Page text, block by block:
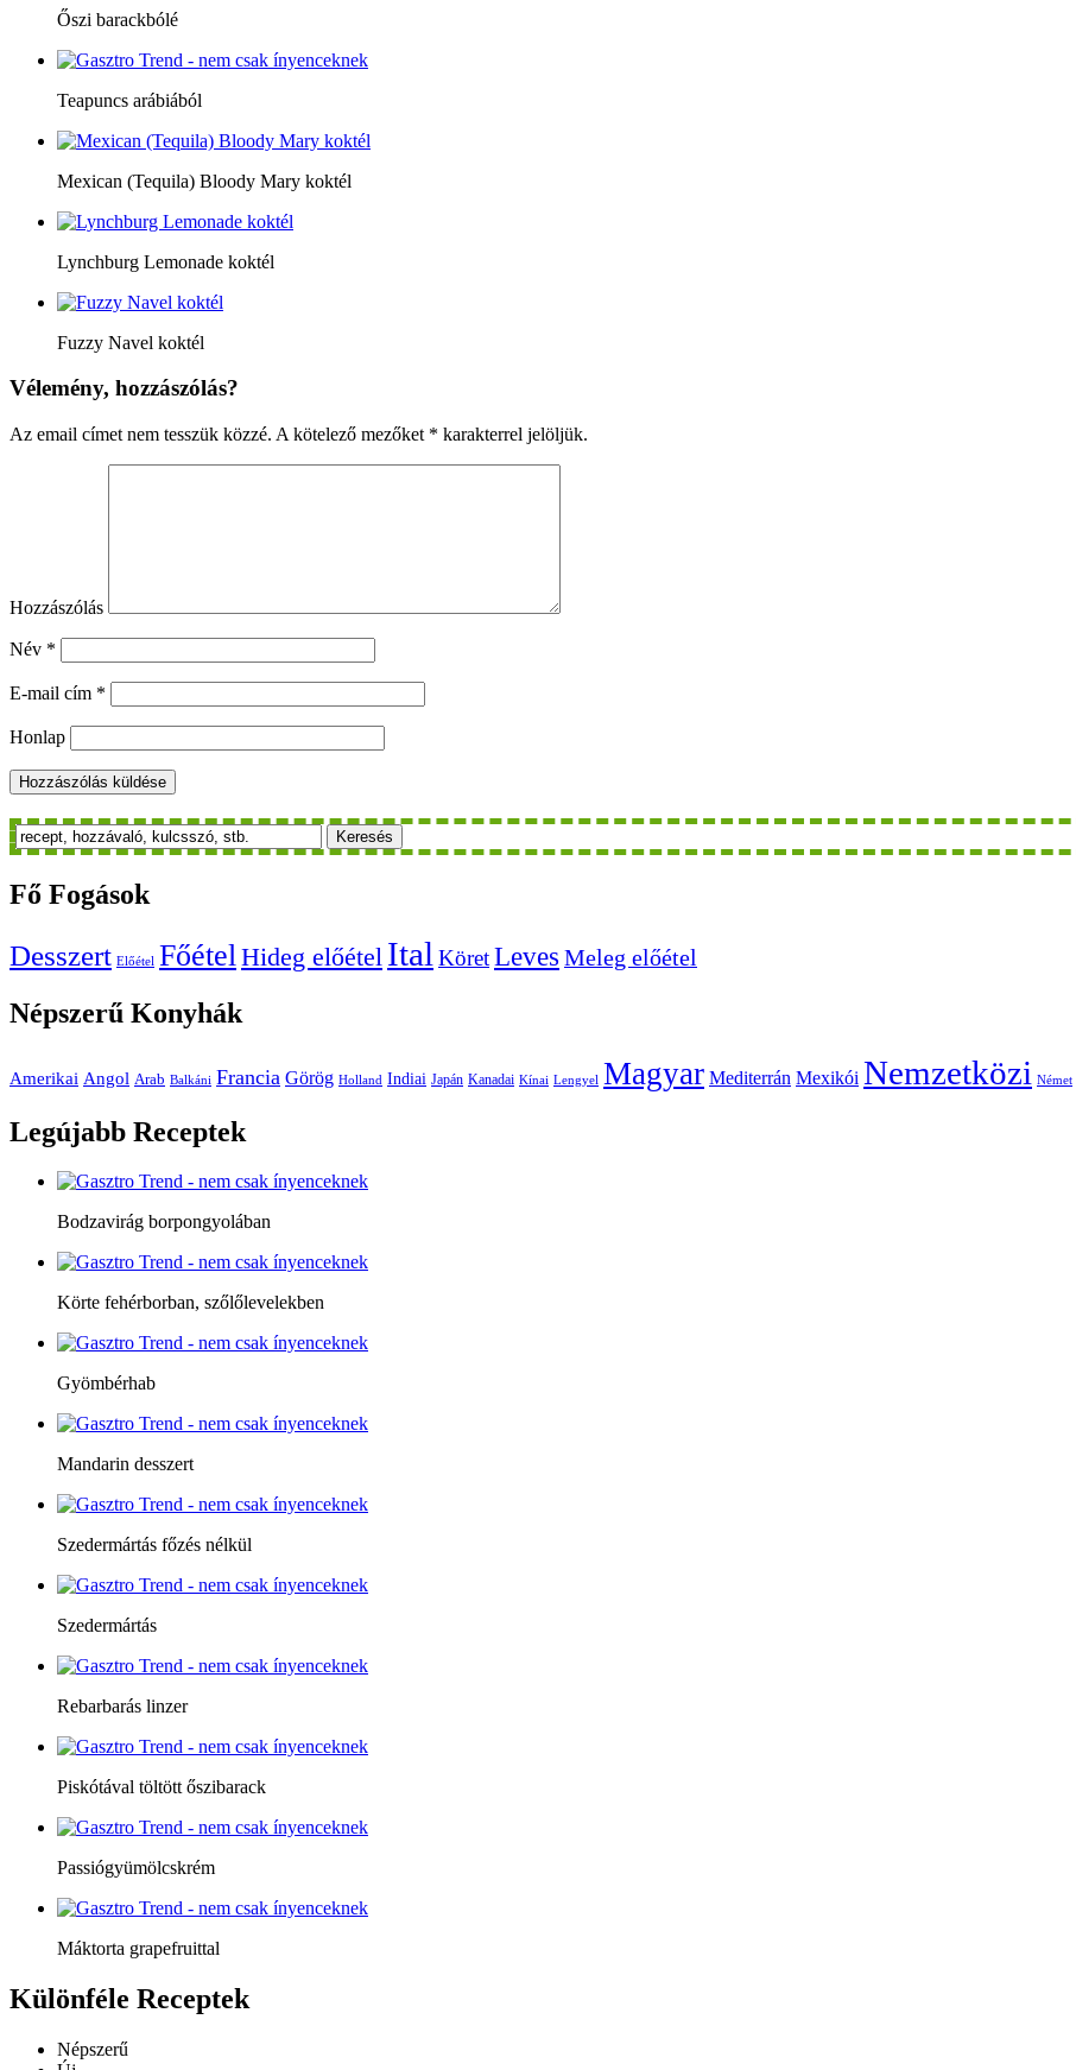
Őszi barackbólé
Teapuncs arábiából
Mexican (Tequila) Bloody Mary koktél
Lynchburg Lemonade koktél
Fuzzy Navel koktél
Vélemény, hozzászólás?
Az email címet nem tesszük közzé. A kötelező mezőket * karakterrel jelöljük.
Hozzászólás
Név *
E-mail cím *
Honlap
Keresés
Fő Fogások
Desszert Előétel Főétel Hideg előétel Ital KöretLeves Meleg előétel
Népszerű Konyhák
Amerikai Angol Arab Balkáni Francia Görög Holland Indiai Japán Kanadai Kínai Lengyel Magyar Mediterrán Mexikói Nemzetközi Német
Legújabb Receptek
Bodzavirág borpongyolában
Körte fehérborban, szőlőlevelekben
Gyömbérhab
Mandarin desszert
Szedermártás főzés nélkül
Szedermártás
Rebarbarás linzer
Piskótával töltött őszibarack
Passiógyümölcskrém
Máktorta grapefruittal
Különféle Receptek
Népszerű